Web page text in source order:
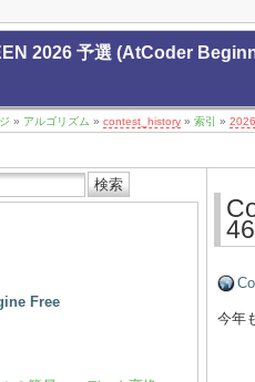
2026 予選 (AtCoder
» アルゴリズム » contest_history » 索引 » 2026
検索
Free
今年